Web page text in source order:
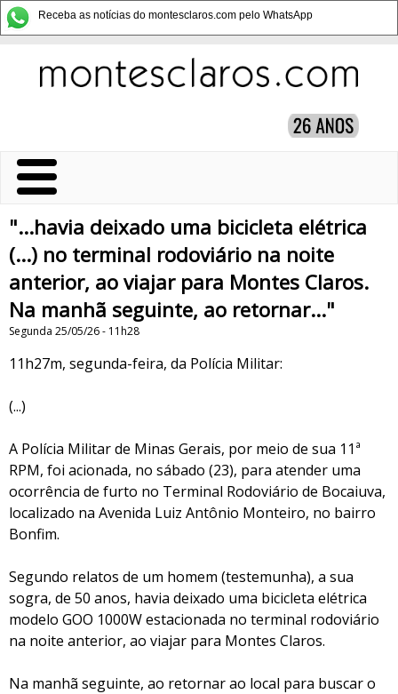
Receba as notícias do montesclaros.com pelo WhatsApp
"...havia deixado uma bicicleta elétrica
(...) no terminal rodoviário na noite
anterior, ao viajar para Montes Claros.
Na manhã seguinte, ao retornar..."
Segunda 25/05/26 - 11h28
11h27m, segunda-feira, da Polícia Militar:
(...)
A Polícia Militar de Minas Gerais, por meio de sua 11ª
RPM, foi acionada, no sábado (23), para atender uma
ocorrência de furto no Terminal Rodoviário de Bocaiuva,
localizado na Avenida Luiz Antônio Monteiro, no bairro
Bonfim.
Segundo relatos de um homem (testemunha), a sua
sogra, de 50 anos, havia deixado uma bicicleta elétrica
modelo GOO 1000W estacionada no terminal rodoviário
na noite anterior, ao viajar para Montes Claros.
Na manhã seguinte, ao retornar ao local para buscar o